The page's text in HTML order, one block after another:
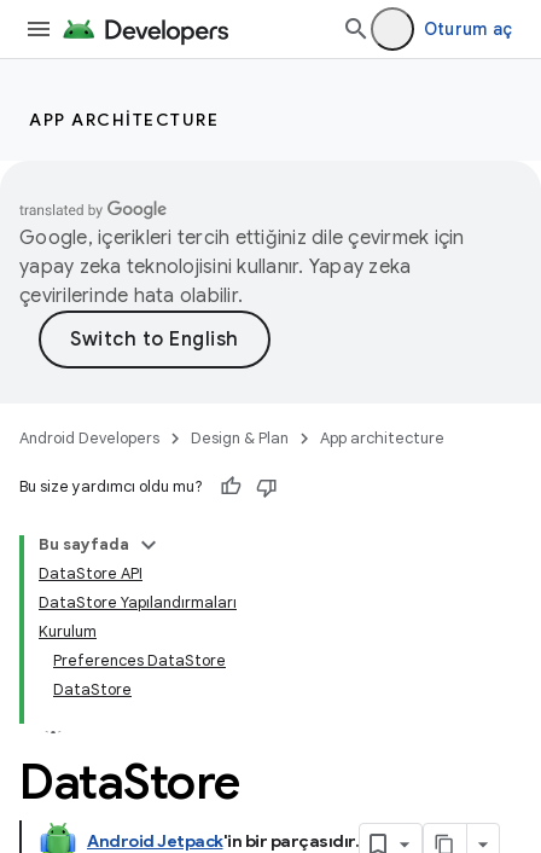
Oturum aç
APP ARCHITECTURE
Google, içerikleri tercih ettiğiniz dile çevirmek için
yapay zeka teknolojisini kullanır. Yapay zeka
çevirilerinde hata olabilir.
Android Developers Design & Plan App architecture
Bu size yardımcı oldu mu?
Bu sayfada
DataStore API
DataStore Yapılandırmaları
Kurulum
Preferences DataStore
DataStore
DataStore
Android Jetpack'in bir parçasıdır.